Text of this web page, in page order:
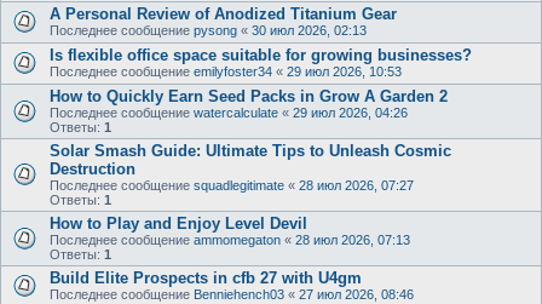
A Personal Review of Anodized Titanium Gear
Последнее сообщение pysong « 30 июл 2026, 02:13
Is flexible office space suitable for growing businesses?
Последнее сообщение emilyfoster34 « 29 июл 2026, 10:53
How to Quickly Earn Seed Packs in Grow A Garden 2
Последнее сообщение watercalculate « 29 июл 2026, 04:26
Ответы: 1
Solar Smash Guide: Ultimate Tips to Unleash Cosmic
Destruction
Последнее сообщение squadlegitimate « 28 июл 2026, 07:27
Ответы: 1
How to Play and Enjoy Level Devil
Последнее сообщение ammomegaton « 28 июл 2026, 07:13
Ответы: 1
Build Elite Prospects in cfb 27 with U4gm
Последнее сообщение Benniehench03 « 27 июл 2026, 08:46